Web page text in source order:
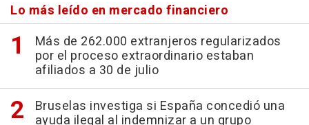
Lo más leído en mercado financiero
Más de 262.000 extranjeros regularizados
por el proceso extraordinario estaban
afiliados a 30 de julio
Bruselas investiga si España concedió una
ayuda ilegal al indemnizar a un grupo